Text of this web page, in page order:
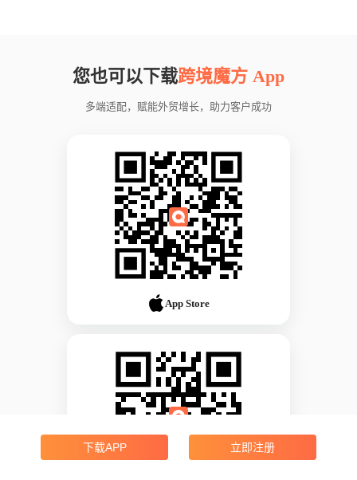
您也可以下载跨境魔方 App
多端适配，赋能外贸增长，助力客户成功
App Store
下载APP 立即注册